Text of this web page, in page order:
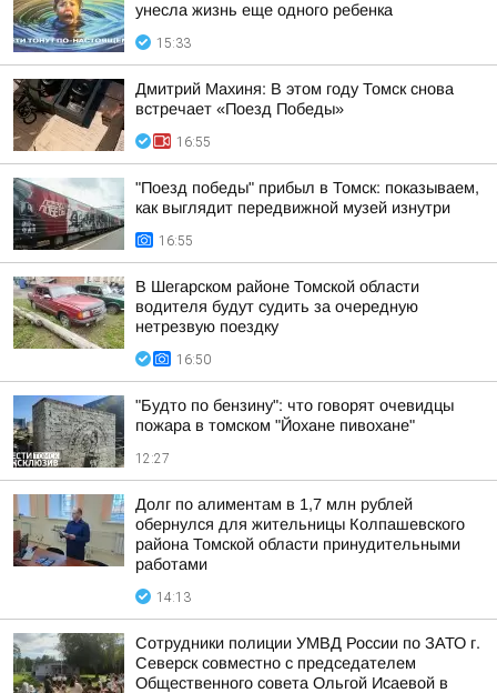
унесла жизнь еще одного ребенка
15:33
Дмитрий Махиня: В этом году Томск снова
встречает «Поезд Победы»
16:55
"Поезд победы" прибыл в Томск: показываем,
как выглядит передвижной музей изнутри
16:55
В Шегарском районе Томской области
водителя будут судить за очередную
нетрезвую поездку
16:50
"Будто по бензину": что говорят очевидцы
пожара в томском "Йохане пивохане"
12:27
Долг по алиментам в 1,7 млн рублей
обернулся для жительницы Колпашевского
района Томской области принудительными
работами
14:13
Сотрудники полиции УМВД России по ЗАТО г.
Северск совместно с председателем
Общественного совета Ольгой Исаевой в